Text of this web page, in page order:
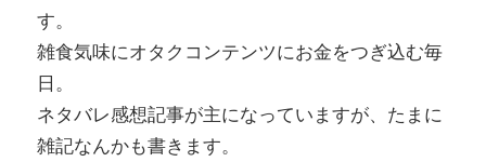
す。
雑食気味にオタクコンテンツにお金をつぎ込む毎
日。
ネタバレ感想記事が主になっていますが、たまに
雑記なんかも書きます。